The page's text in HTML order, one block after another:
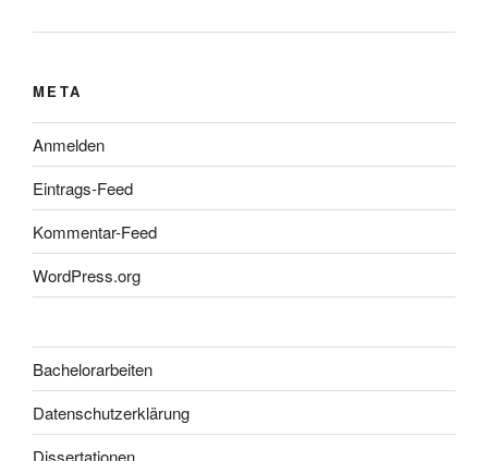
META
Anmelden
Eintrags-Feed
Kommentar-Feed
WordPress.org
Bachelorarbeiten
Datenschutzerklärung
Dissertationen